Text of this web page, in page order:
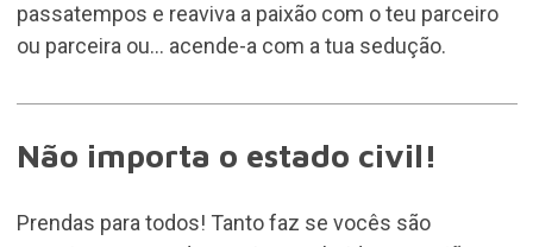
passatempos e reaviva a paixão com o teu parceiro
ou parceira ou... acende-a com a tua sedução.
Não importa o estado civil!
Prendas para todos! Tanto faz se vocês são